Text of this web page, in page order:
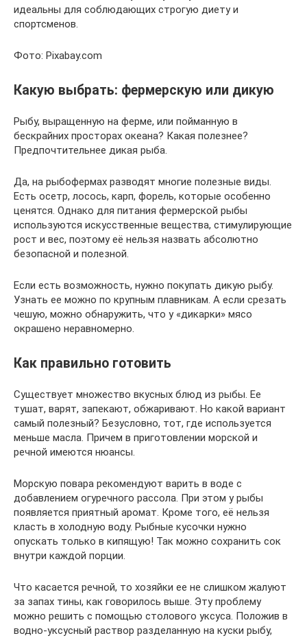
идеальны для соблюдающих строгую диету и
спортсменов.
Фото: Pixabay.com
Какую выбрать: фермерскую или дикую
Рыбу, выращенную на ферме, или пойманную в
бескрайних просторах океана? Какая полезнее?
Предпочтительнее дикая рыба.
Да, на рыбофермах разводят многие полезные виды.
Есть осетр, лосось, карп, форель, которые особенно
ценятся. Однако для питания фермерской рыбы
используются искусственные вещества, стимулирующие
рост и вес, поэтому её нельзя назвать абсолютно
безопасной и полезной.
Если есть возможность, нужно покупать дикую рыбу.
Узнать ее можно по крупным плавникам. А если срезать
чешую, можно обнаружить, что у «дикарки» мясо
окрашено неравномерно.
Как правильно готовить
Существует множество вкусных блюд из рыбы. Ее
тушат, варят, запекают, обжаривают. Но какой вариант
самый полезный? Безусловно, тот, где используется
меньше масла. Причем в приготовлении морской и
речной имеются нюансы.
Морскую повара рекомендуют варить в воде с
добавлением огуречного рассола. При этом у рыбы
появляется приятный аромат. Кроме того, её нельзя
класть в холодную воду. Рыбные кусочки нужно
опускать только в кипящую! Так можно сохранить сок
внутри каждой порции.
Что касается речной, то хозяйки ее не слишком жалуют
за запах тины, как говорилось выше. Эту проблему
можно решить с помощью столового уксуса. Положив в
водно-уксусный раствор разделанную на куски рыбу,